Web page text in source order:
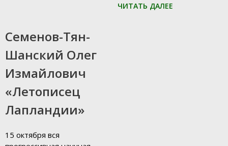
ЧИТАТЬ ДАЛЕЕ
Семенов-Тян-
Шанский Олег
Измайлович
«Летописец
Лапландии»
15 октября вся